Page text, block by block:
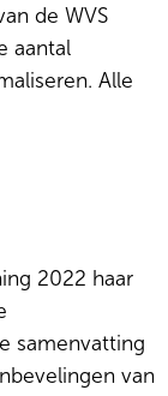
de WVS
aantal
Alle
2022 haar
samenvatting
van